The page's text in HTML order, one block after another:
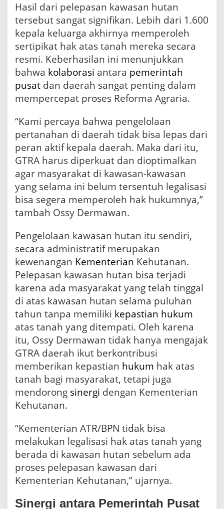
Hasil dari pelepasan kawasan hutan
tersebut sangat signifikan. Lebih dari 1.600
kepala keluarga akhirnya memperoleh
sertipikat hak atas tanah mereka secara
resmi. Keberhasilan ini menunjukkan
bahwa kolaborasi antara pemerintah
pusat dan daerah sangat penting dalam
mempercepat proses Reforma Agraria.
“Kami percaya bahwa pengelolaan
pertanahan di daerah tidak bisa lepas dari
peran aktif kepala daerah. Maka dari itu,
GTRA harus diperkuat dan dioptimalkan
agar masyarakat di kawasan-kawasan
yang selama ini belum tersentuh legalisasi
bisa segera memperoleh hak hukumnya,”
tambah Ossy Dermawan.
Pengelolaan kawasan hutan itu sendiri,
secara administratif merupakan
kewenangan Kementerian Kehutanan.
Pelepasan kawasan hutan bisa terjadi
karena ada masyarakat yang telah tinggal
di atas kawasan hutan selama puluhan
tahun tanpa memiliki kepastian hukum
atas tanah yang ditempati. Oleh karena
itu, Ossy Dermawan tidak hanya mengajak
GTRA daerah ikut berkontribusi
memberikan kepastian hukum hak atas
tanah bagi masyarakat, tetapi juga
mendorong sinergi dengan Kementerian
Kehutanan.
“Kementerian ATR/BPN tidak bisa
melakukan legalisasi hak atas tanah yang
berada di kawasan hutan sebelum ada
proses pelepasan kawasan dari
Kementerian Kehutanan,” ujarnya.
Sinergi antara Pemerintah Pusat